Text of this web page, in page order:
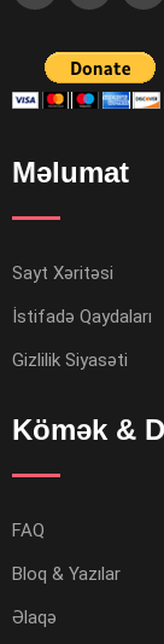
Məlumat
Sayt Xəritəsi
İstifadə Qaydaları
Gizlilik Siyasəti
Kömək &
FAQ
Bloq & Yazılar
Əlaqə